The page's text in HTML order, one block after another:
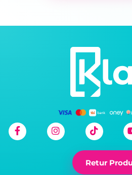
Retur